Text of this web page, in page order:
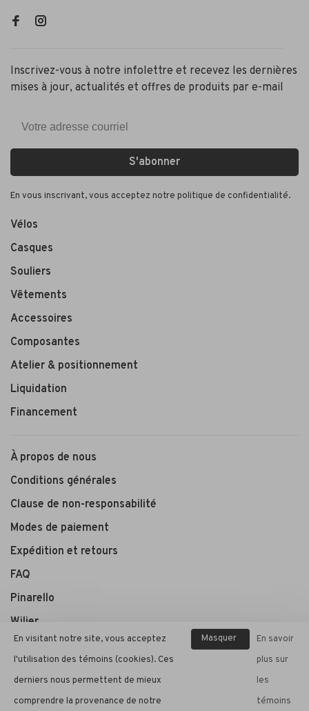
Inscrivez-vous à notre infolettre et recevez les dernières
mises à jour, actualités et offres de produits par e-mail
S'abonner
En vous inscrivant, vous acceptez notre politique de confidentialité.
Vélos
Casques
Souliers
Vêtements
Accessoires
Composantes
Atelier & positionnement
Liquidation
Financement
À propos de nous
Conditions générales
Clause de non-responsabilité
Modes de paiement
Expédition et retours
FAQ
Pinarello
Wilier
André Cycle et Sport
En visitant notre site, vous acceptez
l'utilisation des témoins (cookies). Ces
derniers nous permettent de mieux
comprendre la provenance de notre
Masquer
En savoir
plus sur
les
témoins